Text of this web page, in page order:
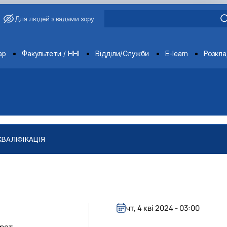
Для людей з вадами зору
Факультети / ННІ Відділи/Служби E-learn
якістю і безпечністю продукції …
чт, 4 кві 2024 - 03:00